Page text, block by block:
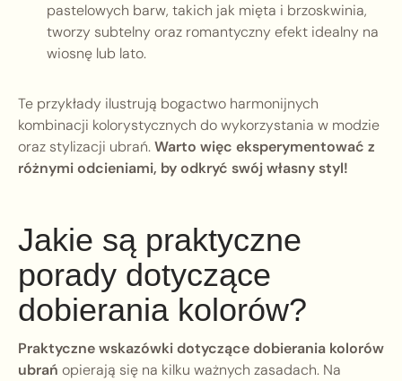
pastelowych barw, takich jak mięta i brzoskwinia,
tworzy subtelny oraz romantyczny efekt idealny na
wiosnę lub lato.
Te przykłady ilustrują bogactwo harmonijnych
kombinacji kolorystycznych do wykorzystania w modzie
oraz stylizacji ubrań.Warto więc eksperymentować z
różnymi odcieniami, by odkryć swój własny styl!
Jakie są praktyczne
porady dotyczące
dobierania kolorów?
Praktyczne wskazówki dotyczące dobierania kolorów
ubrań opierają się na kilku ważnych zasadach. Na